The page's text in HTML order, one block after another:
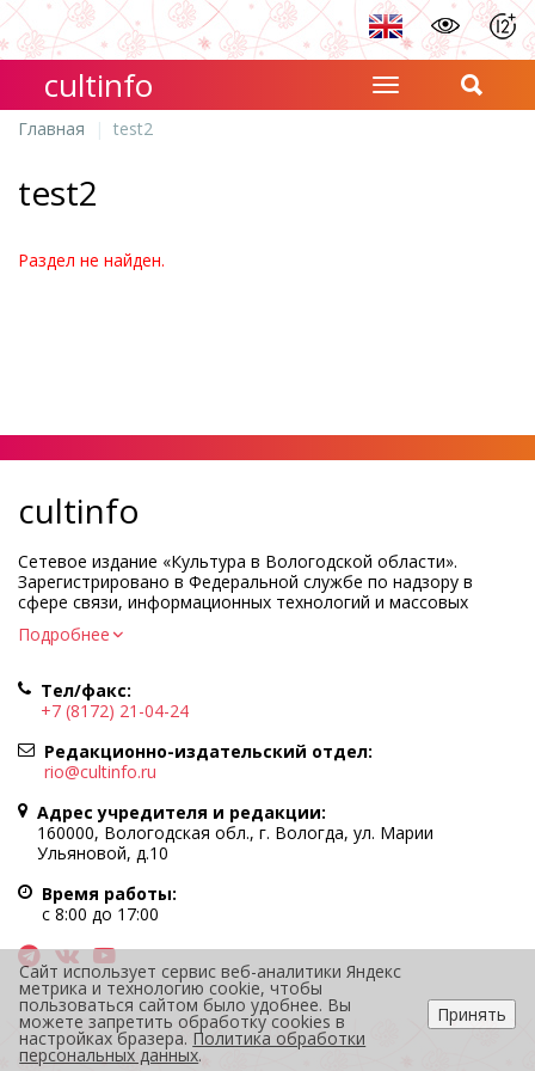
cultinfo
Главная test2
test2
Раздел не найден.
cultinfo
Сетевое издание «Культура в Вологодской области».
Зарегистрировано в Федеральной службе по надзору в
сфере связи, информационных технологий и массовых
коммуникаций.
Регистрационный номер и дата принятия решения о
Учредитель КУ ВО «Информационно-аналитический центр
культуры»
Адрес учредителя и редакции: 160000, Вологодская обл., г.
Вологда, ул. Марии Ульяновой, д.10
Главный редактор — Легчанова Елена Григорьевна
Политика в отношении обработки персональных данных
При полном или частичном использовании информации
портала гиперссылка на cultinfo.ru обязательна.
Редакция не несет ответственности за достоверность
информации, содержащейся в рекламных объявлениях.
12+
Подробнее
Тел/факс:
+7 (8172) 21-04-24
Редакционно-издательский отдел:
rio@cultinfo.ru
Адрес учредителя и редакции:
160000, Вологодская обл., г. Вологда, ул. Марии
Ульяновой, д.10
Время работы:
с 8:00 до 17:00
Сайт использует сервис веб-аналитики Яндекс
метрика и технологию cookie, чтобы
пользоваться сайтом было удобнее. Вы
можете запретить обработку cookies в
настройках бразера. Политика обработки
персональных данных.
Принять